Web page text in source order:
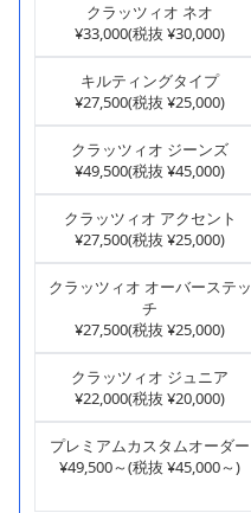
クラッツィオ ネオ
¥33,000(税抜 ¥30,000)
キルティングタイプ
¥27,500(税抜 ¥25,000)
クラッツィオ ジーンズ
¥49,500(税抜 ¥45,000)
クラッツィオ アクセント
¥27,500(税抜 ¥25,000)
クラッツィオ オーバーステッ
チ
¥27,500(税抜 ¥25,000)
クラッツィオ ジュニア
¥22,000(税抜 ¥20,000)
プレミアムカスタムオーダー
¥49,500～(税抜 ¥45,000～)